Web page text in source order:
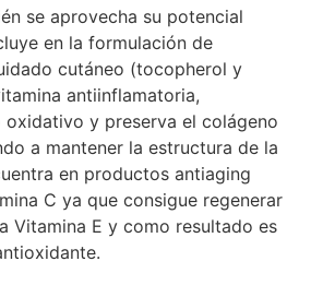
se aprovecha su potencial
en la formulación de
cutáneo (tocopherol y
antiinflamatoria,
y preserva el colágeno
a mantener la estructura de la
en productos antiaging
C ya que consigue regenerar
Vitamina E y como resultado es